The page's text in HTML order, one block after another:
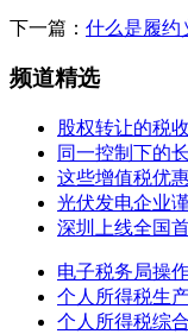
下一篇： 什么是履约
频道精选
股权转让的税
同一控制下的
这些增值税优
光伏发电企业
深圳上线全国
电子税务局操
个人所得税生
个人所得税综